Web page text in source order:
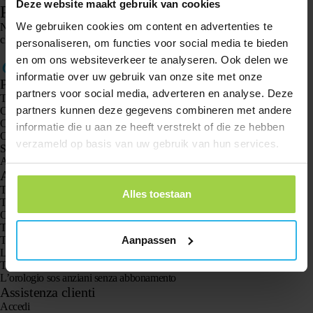
Deze website maakt gebruik van cookies
We gebruiken cookies om content en advertenties te
personaliseren, om functies voor social media te bieden
en om ons websiteverkeer te analyseren. Ook delen we
informatie over uw gebruik van onze site met onze
partners voor social media, adverteren en analyse. Deze
partners kunnen deze gegevens combineren met andere
informatie die u aan ze heeft verstrekt of die ze hebben
verzameld op basis van uw gebruik van hun services.
Alles toestaan
Aanpassen
Passaggio 5. La posizione viene ora ricevuta
Non ricevi la posizione e hai seguito tutti i passaggi? Contatta l’assistenza
clienti tramite ilmodulo di contatto.
Prodotti
Tracker GPS Spotter X10
Orologio GPS Spotter Senior
Orologio GPS Spotter Explorer
Orologio GPS Spotter per bambini
Spotter CatX
Animal Spotter
Applicazioni
Trackers GPS
Tracker GPS per bambini
Orologi GPS per bambini
Tracker GPS per gatti
Tracker GPS per cani
Localizzatore GPS specifico per anziani
Tracker GPS per la demenza e l’Alzheimer
L’orologio sos anziani senza abbonamento
Assistenza clienti
Accedi